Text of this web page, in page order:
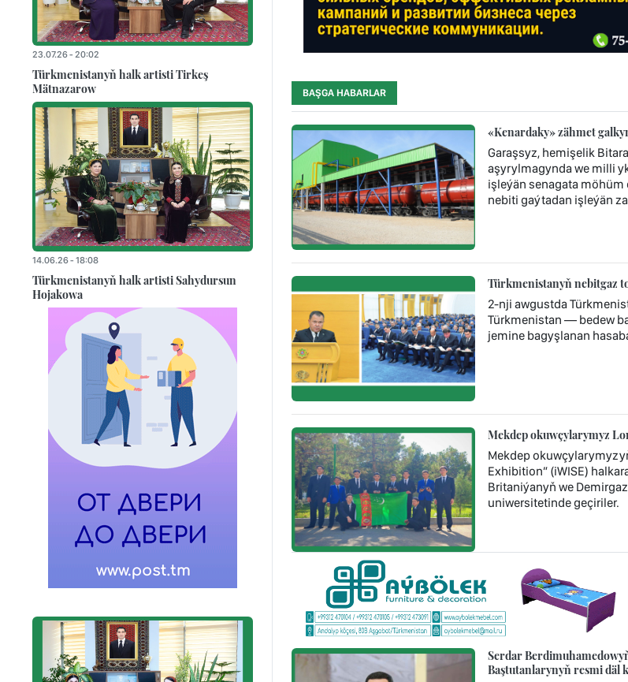
BAŞGA HABARLAR
«Kenardaky» zähmet
Garaşsyz, hemişelik
aşyrylmagynda we milli
işleýän senagata
nebiti gaýtadan işleýän
Türkmenistanyň nebitgaz
2-nji awgustda
Türkmenistan — bedew
jemine bagyşlanan
Mekdep okuwçylarymyz
Mekdep
Exhibition” (iWISE)
Britaniýanyň we
uniwersitetinde geçiriler.
Serdar
Baştutanlarynyň resmi däl
23.07.26 - 20:02
Türkmenistanyň halk artisti Tirkeş
Mätnazarow
14.06.26 - 18:08
Türkmenistanyň halk artisti Sahydursun
Hojakowa